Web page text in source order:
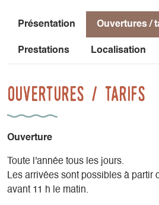
les arbres
Présentation Ouvertures /
Prestations Localisation
Ouvertures / tarifs
Ouverture
Toute l'année tous les jours.
Les arrivées sont possibles à partir
avant 11 h le matin.